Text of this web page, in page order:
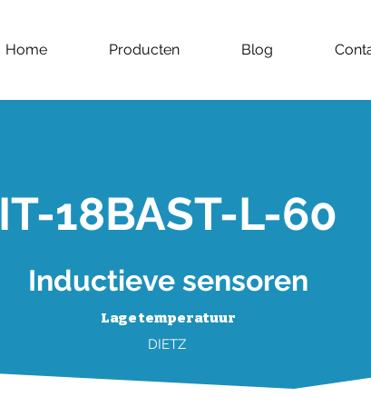
Home Producten Blog
Inductieve sensoren
Lage temperatuur
DIETZ
IT-18BAST-L-60